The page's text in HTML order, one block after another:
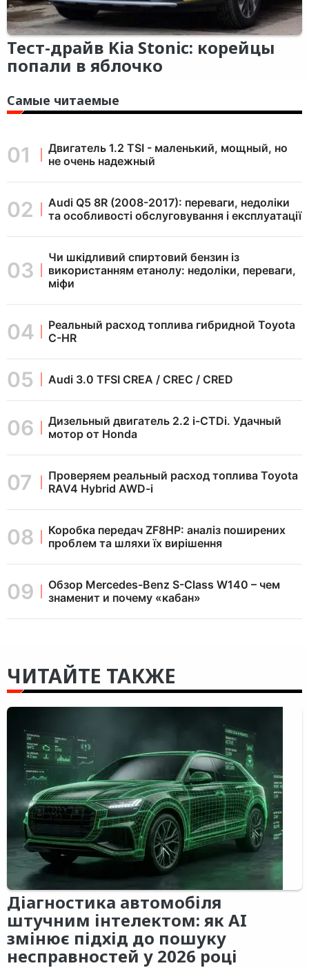
Тест-драйв Kia Stonic: корейцы
попали в яблочко
Самые читаемые
Двигатель 1.2 TSI - маленький, мощный, но
не очень надежный
Audi Q5 8R (2008-2017): переваги, недоліки
та особливості обслуговування і експлуатації
Чи шкідливий спиртовий бензин із
використанням етанолу: недоліки, переваги,
міфи
Реальный расход топлива гибридной Toyota
C-HR
Audi 3.0 TFSI CREA / CREC / CRED
Дизельный двигатель 2.2 i-CTDi. Удачный
мотор от Honda
Проверяем реальный расход топлива Toyota
RAV4 Hybrid AWD-i
Коробка передач ZF8HP: аналіз поширених
проблем та шляхи їх вирішення
Обзор Mercedes-Benz S-Class W140 – чем
знаменит и почему «кабан»
ЧИТАЙТЕ ТАКЖЕ
Діагностика автомобіля
штучним інтелектом: як AI
змінює підхід до пошуку
несправностей у 2026 році